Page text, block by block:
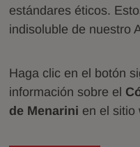
estándares éticos.
indisoluble de nuestro
Haga clic en el botón
información sobre el
de Menarini en el sitio